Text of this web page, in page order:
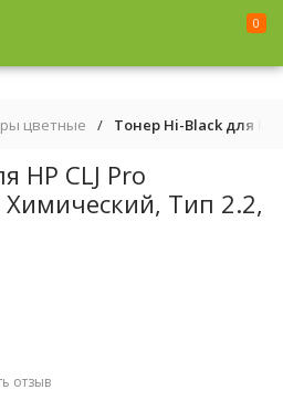
0
цветные / Тонер Hi-Black для HP
HP CLJ Pro
Химический, Тип 2.2,
отзыв